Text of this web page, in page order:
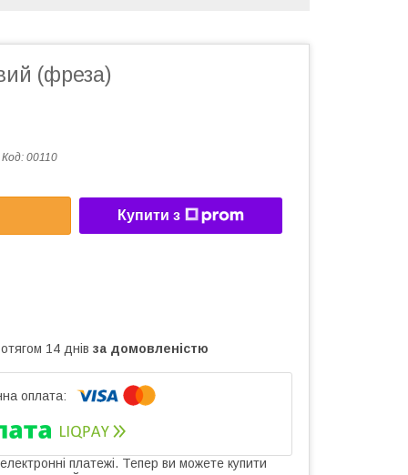
(фреза)
Код: 00110
Купити з
14 днів за домовленістю
платежі. Тепер ви можете купити